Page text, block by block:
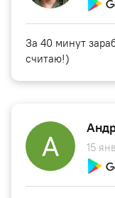
За 40 минут
считаю!)
15